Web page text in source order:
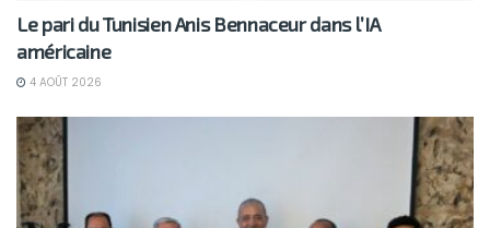
Le pari du Tunisien Anis Bennaceur dans l’IA
américaine
4 AOÛT 2026